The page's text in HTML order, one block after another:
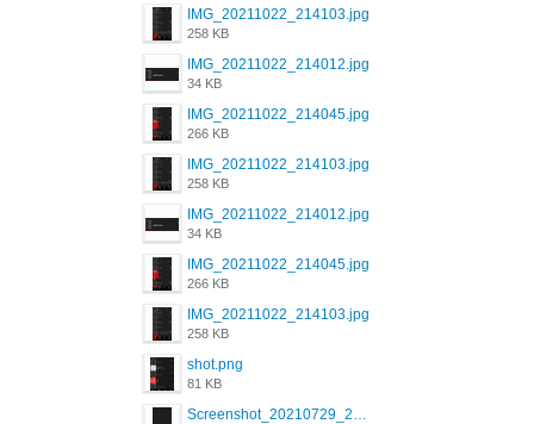
IMG_20211022_214103.jpg
258 KB
IMG_20211022_214012.jpg
34 KB
IMG_20211022_214045.jpg
266 KB
IMG_20211022_214103.jpg
258 KB
IMG_20211022_214012.jpg
34 KB
IMG_20211022_214045.jpg
266 KB
IMG_20211022_214103.jpg
258 KB
shot.png
81 KB
Screenshot_20210729_215125_com.grindrapp.android.jpg